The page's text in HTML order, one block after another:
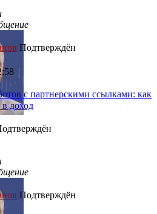
Подтверждён
с партнерскими ссылками: как
доход
Подтверждён